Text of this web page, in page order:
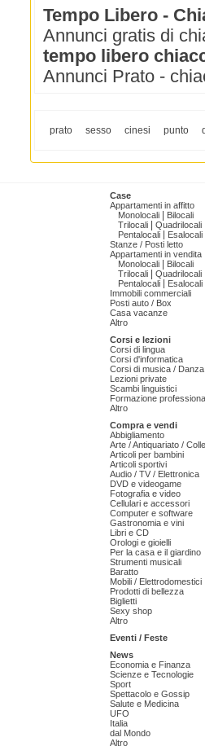
Tempo Libero -
Annunci gratis di
tempo libero
Annunci Prato -
prato sesso cinesi punto
Case
Appartamenti in affitto
Monolocali
Bilocali
Trilocali
Quadrilocali
Pentalocali
Esalocali
Stanze / Posti letto
Appartamenti in vendita
Monolocali
Bilocali
Trilocali
Quadrilocali
Pentalocali
Esalocali
Immobili commerciali
Posti auto / Box
Casa vacanze
Altro
Corsi e lezioni
Corsi di lingua
Corsi d'informatica
Corsi di musica /
Lezioni private
Scambi linguistici
Formazione
Altro
Compra e vendi
Abbigliamento
Arte / Antiquariato /
Articoli per bambini
Articoli sportivi
Audio / TV / Elettronica
DVD e videogame
Fotografia e video
Cellulari e accessori
Computer e software
Gastronomia e vini
Libri e CD
Orologi e gioielli
Per la casa e il giardino
Strumenti musicali
Baratto
Mobili / Elettrodomestici
Prodotti di bellezza
Biglietti
Sexy shop
Altro
Eventi / Feste
News
Economia e Finanza
Scienze e Tecnologie
Sport
Spettacolo e Gossip
Salute e Medicina
UFO
Italia
dal Mondo
Altro